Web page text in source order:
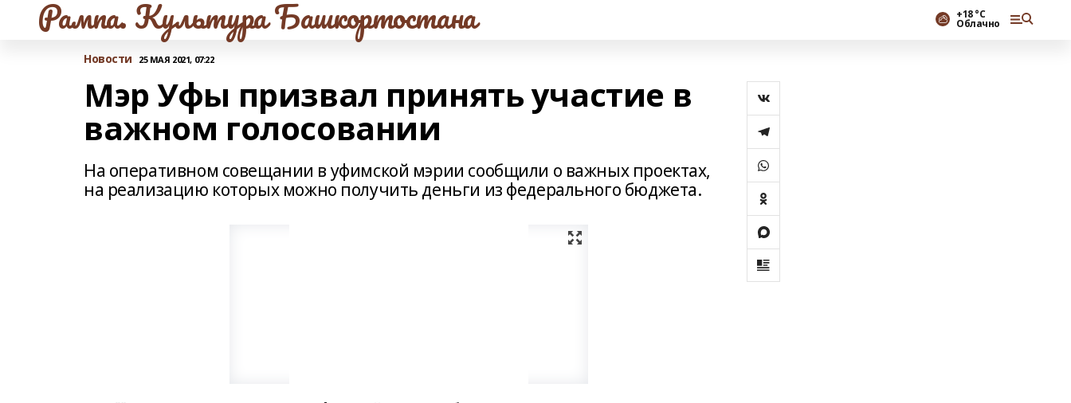
Рампа. Культура Башкортостана +18 °С
Облачно
Новости 25 МАЯ 2021, 07:22
Мэр Уфы призвал принять участие в
важном голосовании
На оперативном совещании в уфимской мэрии сообщили о важных проектах,
на реализацию которых можно получить деньги из федерального бюджета.